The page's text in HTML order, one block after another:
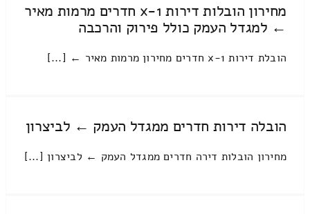
מחירון הובלות דירות 1-x חדרים מרמות מאיר
← למגדל העמק כולל פירוק והרכבה
הובלת דירות 1-x חדרים מחירון מרמות מאיר ← [...]
הובלה דירות חדרים ממגדל העמק ← לביצרון
מחירון הובלות דירה חדרים ממגדל העמק ← לביצרון [...]